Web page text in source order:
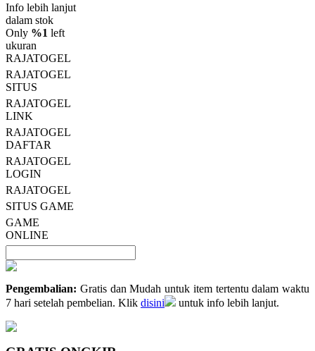
rating
rata-
rata.
Read
13
Reviews.
Tautan
halaman
yang
sama.
Info lebih lanjut
dalam stok
Only %1 left
ukuran
RAJATOGEL
RAJATOGEL
SITUS
RAJATOGEL
LINK
RAJATOGEL
DAFTAR
RAJATOGEL
LOGIN
RAJATOGEL
SITUS GAME
GAME
ONLINE
Pengembalian: Gratis dan Mudah untuk item tertentu dalam waktu
7 hari setelah pembelian. Klik disini untuk info lebih lanjut.